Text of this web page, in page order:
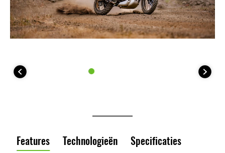
Features Technologieën Specificaties